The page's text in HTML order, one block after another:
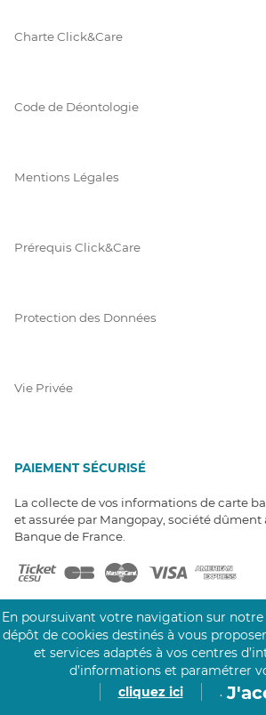
Charte Click&Care
Code de Déontologie
Mentions Légales
Prérequis Click&Care
Protection des Données
Vie Privée
PAIEMENT SÉCURISÉ
La collecte de vos informations de carte
et assurée par Mangopay, société dûment
Banque de France.
NOS PARTENAIRES
Click&Care est soutenu par les Groupes
En poursuivant votre navigation sur notre
dépôt de cookies destinés à vous
et services adaptés à vos centres
d’informations et paramétrer
cliquez ici
.